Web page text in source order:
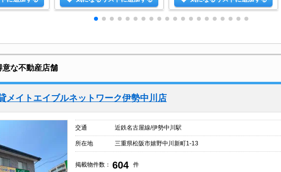
な不動産店舗
メイトエイブルネットワーク伊勢中川店
交通 近鉄名古屋線/伊勢中川駅
所在地 三重県松阪市嬉野中川新町1-13
掲載物件数： 604 件